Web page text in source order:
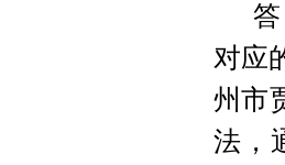
对应
州市
法，